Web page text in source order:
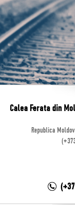
Calea Ferata din
Republica